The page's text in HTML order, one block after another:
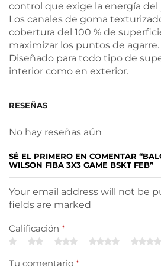
control que exige la energía del
Los canales de goma
cobertura del 100 % de
maximizar los puntos de agarre.
Diseñado para todo tipo de
interior como en exterior.
RESEÑAS
No hay reseñas aún
SÉ EL PRIMERO EN COMENTAR
WILSON FIBA 3X3 GAME BSKT FEB”
Your email address will not be
fields are marked
Calificación *
Tu comentario *